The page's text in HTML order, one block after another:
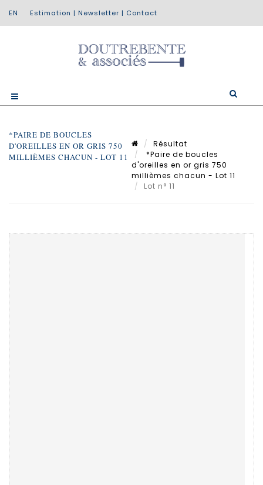
Estimation | Newsletter | Contact
*PAIRE DE BOUCLES
D'OREILLES EN OR GRIS 750
MILLIÈMES CHACUN - LOT 11
Résultat
*Paire de boucles
d'oreilles en or gris 750
millièmes chacun - Lot 11
Lot n° 11